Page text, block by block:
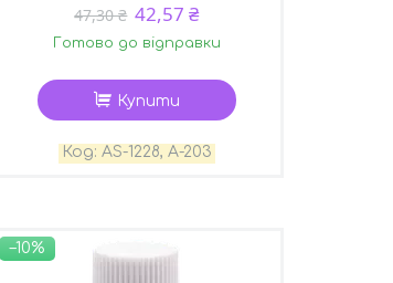
47,30 ₴ 42,57 ₴
Готово до відправки
Купити
AS-1228, А-203
–10%